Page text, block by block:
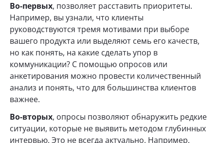
Во-первых, позволяет расставить приоритеты.
Например, вы узнали, что клиенты
руководствуются тремя мотивами при выборе
вашего продукта или выделяют семь его качеств,
но как понять, на какие сделать упор в
коммуникации? С помощью опросов или
анкетирования можно провести количественный
анализ и понять, что для большинства клиентов
важнее.
Во-вторых, опросы позволяют обнаружить редкие
ситуации, которые не выявить методом глубинных
интервью. Это не всегда актуально. Например,